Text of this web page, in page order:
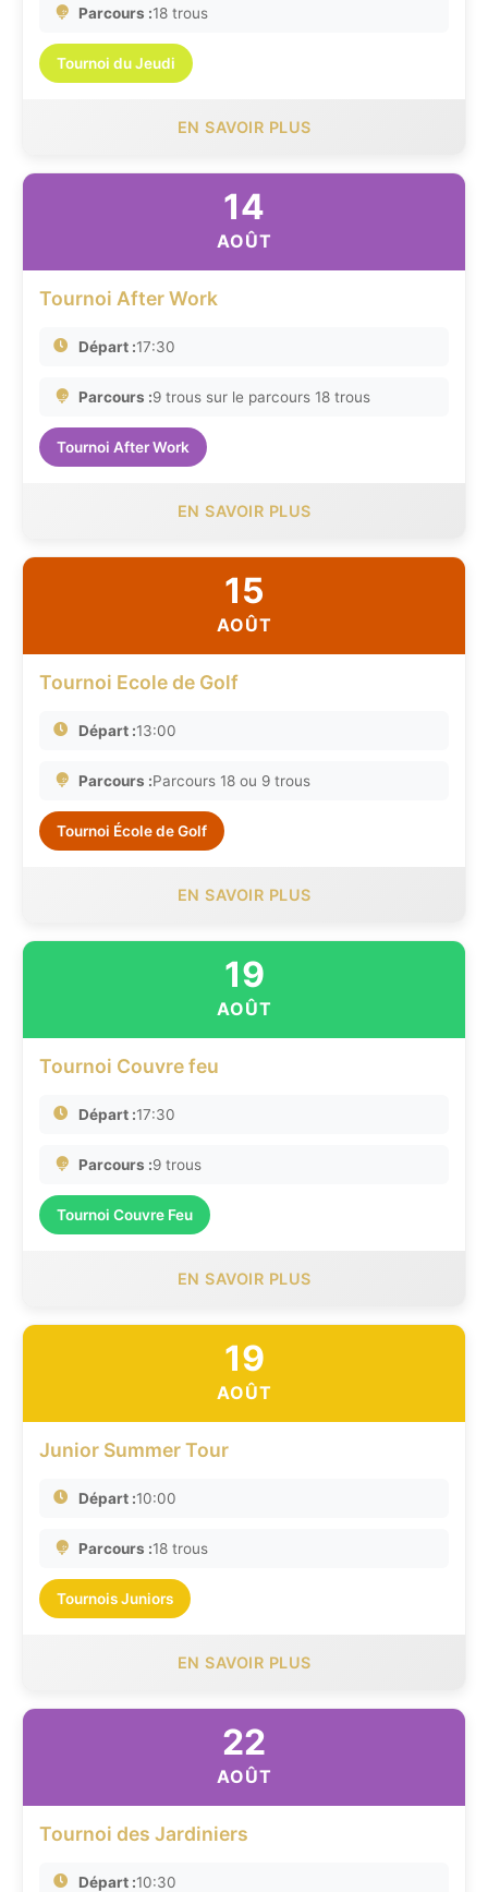
Parcours :18 trous
Tournoi du Jeudi
EN SAVOIR PLUS
14
AOÛT
Tournoi After Work
Départ :17:30
Parcours :9 trous sur le parcours 18 trous
Tournoi After Work
EN SAVOIR PLUS
15
AOÛT
Tournoi Ecole de Golf
Départ :13:00
Parcours :Parcours 18 ou 9 trous
Tournoi École de Golf
EN SAVOIR PLUS
19
AOÛT
Tournoi Couvre feu
Départ :17:30
Parcours :9 trous
Tournoi Couvre Feu
EN SAVOIR PLUS
19
AOÛT
Junior Summer Tour
Départ :10:00
Parcours :18 trous
Tournois Juniors
EN SAVOIR PLUS
22
AOÛT
Tournoi des Jardiniers
Départ :10:30